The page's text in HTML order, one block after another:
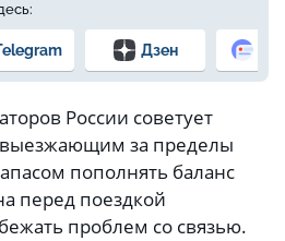
Дзен
России советует
за пределы
пополнять баланс
перед поездкой
проблем со связью.